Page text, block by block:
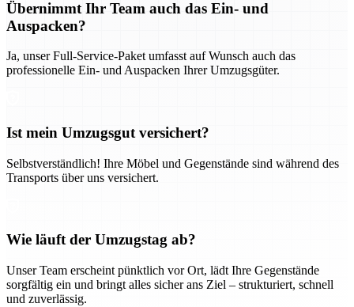
Übernimmt Ihr Team auch das Ein- und
Auspacken?
Ja, unser Full-Service-Paket umfasst auf Wunsch auch das
professionelle Ein- und Auspacken Ihrer Umzugsgüter.
Ist mein Umzugsgut versichert?
Selbstverständlich! Ihre Möbel und Gegenstände sind während des
Transports über uns versichert.
Wie läuft der Umzugstag ab?
Unser Team erscheint pünktlich vor Ort, lädt Ihre Gegenstände
sorgfältig ein und bringt alles sicher ans Ziel – strukturiert, schnell
und zuverlässig.